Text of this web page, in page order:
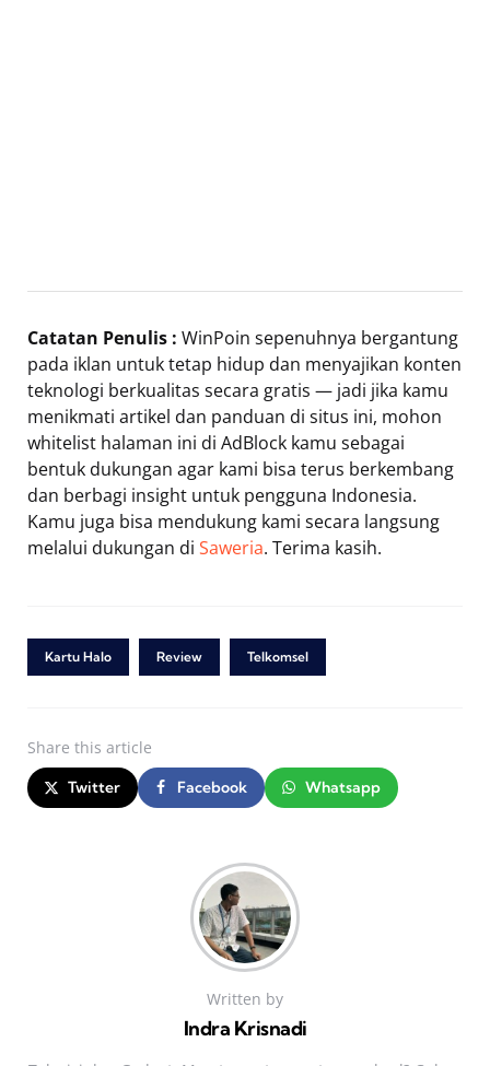
Catatan Penulis : WinPoin sepenuhnya bergantung
pada iklan untuk tetap hidup dan menyajikan konten
teknologi berkualitas secara gratis — jadi jika kamu
menikmati artikel dan panduan di situs ini, mohon
whitelist halaman ini di AdBlock kamu sebagai
bentuk dukungan agar kami bisa terus berkembang
dan berbagi insight untuk pengguna Indonesia.
Kamu juga bisa mendukung kami secara langsung
melalui dukungan di Saweria. Terima kasih.
Kartu Halo Review Telkomsel
Share this article
Twitter Facebook Whatsapp
Written by
Indra Krisnadi